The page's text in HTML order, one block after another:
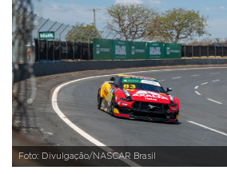
Foto: Divulgação/NASCAR Brasil